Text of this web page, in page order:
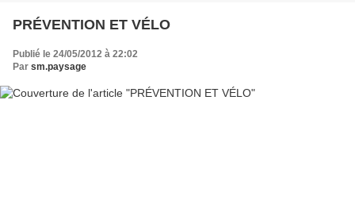
PRÉVENTION ET VÉLO
Publié le 24/05/2012 à 22:02
Par sm.paysage